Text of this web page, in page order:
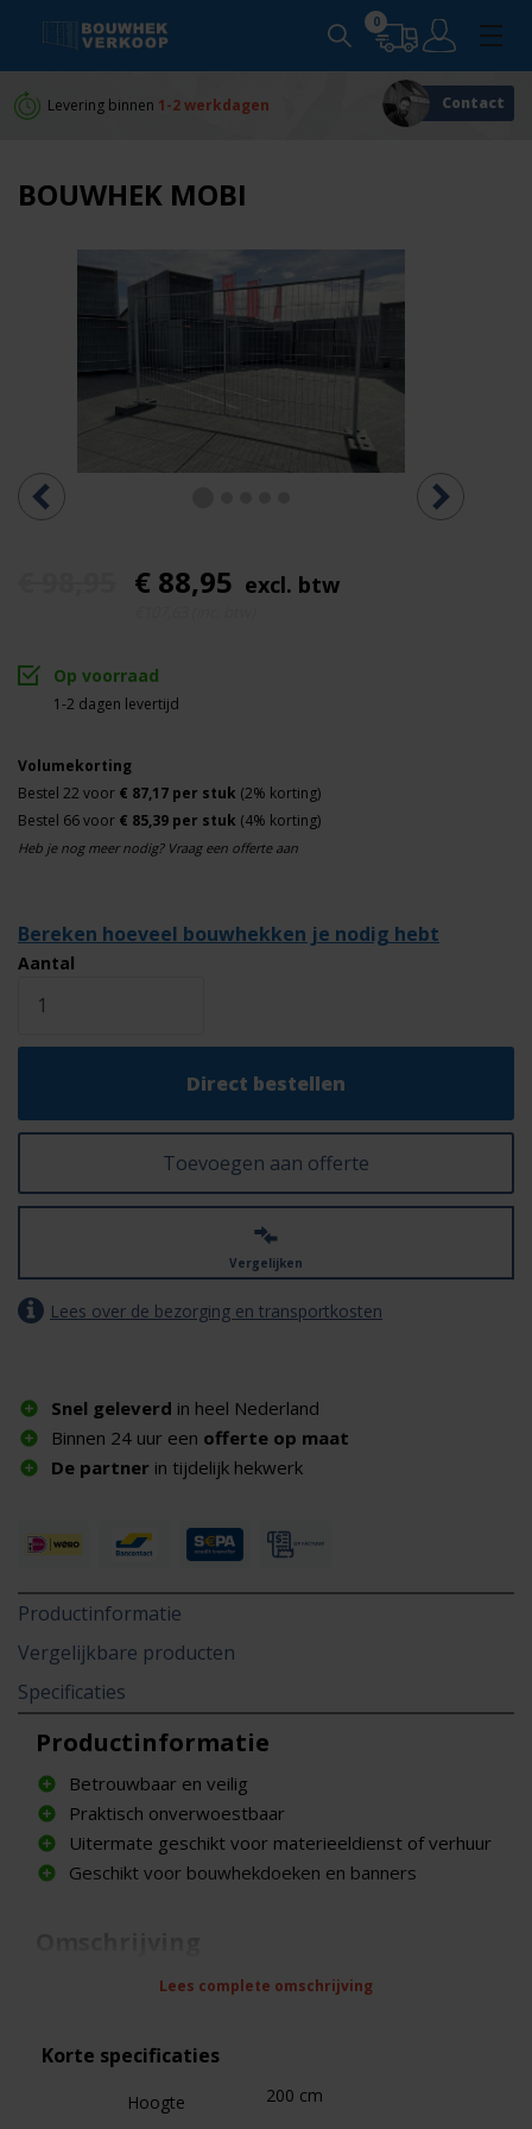
0
Levering binnen 1-2 werkdagen Persoonlijkadvies
Contact
BOUWHEK MOBI
€ 88,95 excl. btw
Op voorraad
1-2 dagen levertijd
Aantal
Volumekorting
Bestel 22 voor € 87,17 per stuk (2% korting)
Bestel 66 voor € 85,39 per stuk (4% korting)
Heb je nog meer nodig? Vraag een offerte aan
Bereken hoeveel bouwhekken je nodig hebt
Direct bestellen
Toevoegen aan offerte
Vergelijken
Lees over de bezorging en transportkosten
Snel geleverd in heel Nederland
Binnen 24 uur een offerte op maat
De partner in tijdelijk hekwerk
Productinformatie
Vergelijkbare producten
Specificaties
Productinformatie
Betrouwbaar en veilig
Praktisch onverwoestbaar
Uitermate geschikt voor materieeldienst of verhuur
Geschikt voor bouwhekdoeken en banners
Het frame van de MOBI bouwhekken is gemaakt
gelast door vakkundige mensen volgens het MOBI
principe. Het geheim van de smid kunnen we helaas
niet vermelden, maar wel een garantie dat de
Lees complete omschrijving
Korte specificaties
Hoogte 200 cm